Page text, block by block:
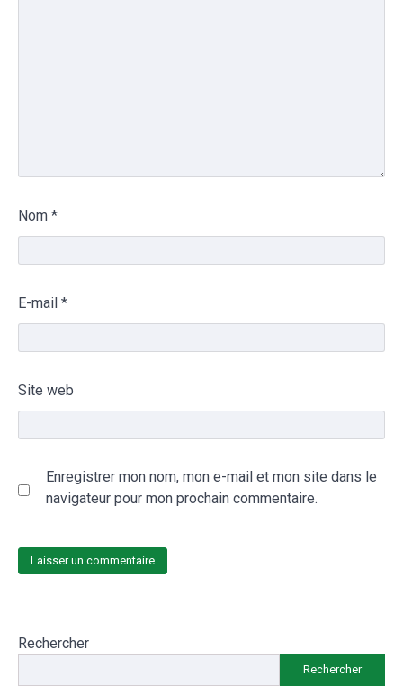
Nom *
E-mail *
Site web
Enregistrer mon nom, mon e-mail et mon site dans le
navigateur pour mon prochain commentaire.
Rechercher
Rechercher